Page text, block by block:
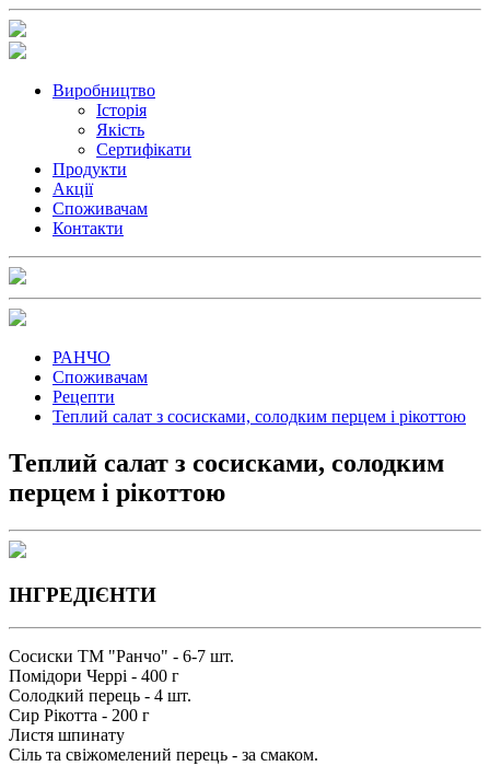
Виробництво
Історія
Якість
Сертифікати
Продукти
Акції
Споживачам
Контакти
РАНЧО
Споживачам
Рецепти
Теплий салат з сосисками, солодким перцем і рікоттою
Теплий салат з сосисками, солодким
перцем і рікоттою
ІНГРЕДІЄНТИ
Сосиски ТМ "Ранчо" - 6-7 шт.
Помідори Черрі - 400 г
Солодкий перець - 4 шт.
Сир Рікотта - 200 г
Листя шпинату
Сіль та свіжомелений перець - за смаком.